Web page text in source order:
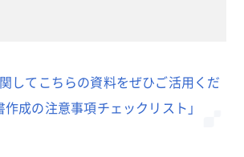
してこちらの資料をぜひご活用くだ
成の注意事項チェックリスト」